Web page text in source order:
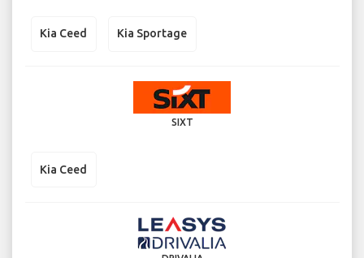
Kia Ceed Kia Sportage
SIXT
Kia Ceed